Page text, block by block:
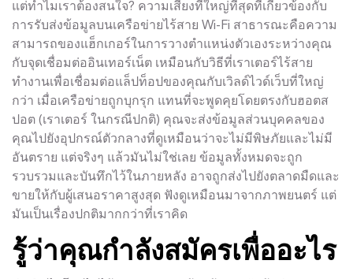
แต่ทำไมเราต้องสนใจ? ความเสี่ยงที่ใหญ่ที่สุดที่เกี่ยวข้องกับ
การรับส่งข้อมูลบนเครือข่ายไร้สาย Wi-Fi สาธารณะคือความ
สามารถของแฮ็กเกอร์ในการวางตำแหน่งตัวเองระหว่างคุณ
กับจุดเชื่อมต่ออินเทอร์เน็ต เหมือนกับวิธีที่เราเตอร์ไร้สาย
ทำงานเพื่อเชื่อมต่อแล็ปท็อปของคุณกับเวิลด์ไวด์เว็บที่ใหญ่
กว่า เมื่อเครือข่ายถูกบุกรุก แทนที่จะพูดคุยโดยตรงกับฮอตส
ปอต (เราเตอร์ ในกรณีปกติ) คุณจะส่งข้อมูลส่วนบุคคลของ
คุณไปยังอุปกรณ์ตัวกลางที่ดูเหมือนว่าจะไม่มีพิษภัยและไม่มี
อันตราย แต่จริงๆ แล้วมันไม่ใช่เลย ข้อมูลทั้งหมดจะถูก
รวบรวมและบันทึกไว้ในภายหลัง อาจถูกส่งไปยังตลาดมืดและ
ขายให้กับผู้เสนอราคาสูงสุด ฟังดูเหมือนมาจากภาพยนตร์ แต่
มันเป็นเรื่องปกติมากกว่าที่เราคิด
รู้ว่าคุณกำลังสมัครเพื่ออะไร